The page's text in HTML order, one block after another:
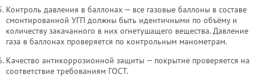
Контроль давления в баллонах — все газовые баллоны в составе
смонтированной УГП должны быть идентичными по объёму и
количеству закачанного в них огнетушащего вещества. Давление
газа в баллонах проверяется по контрольным манометрам.
Качество антикоррозионной защиты — покрытие проверяется на
соответствие требованиям ГОСТ.